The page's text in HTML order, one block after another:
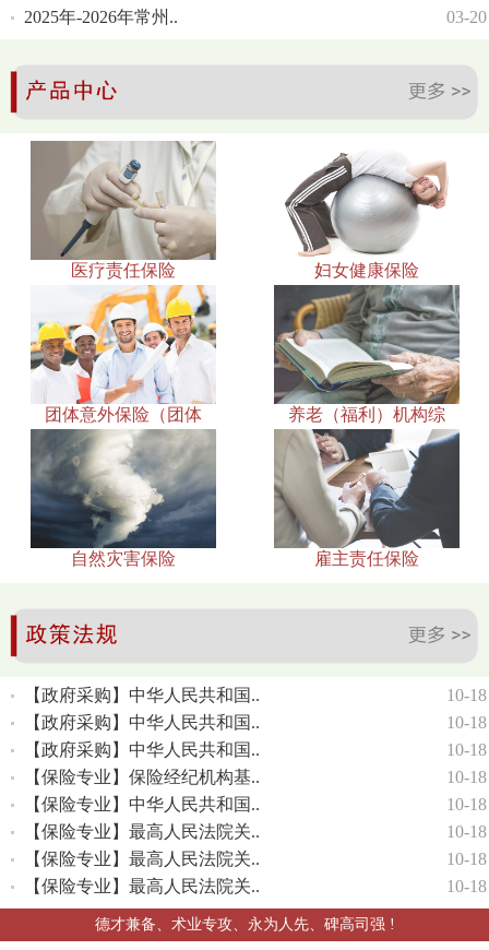
2025年-2026年常州..
03-20
医疗责任保险 妇女健康保险
团体意外保险（团体 养老（福利）机构综
自然灾害保险 雇主责任保险
【政府采购】中华人民共和国..
10-18
【政府采购】中华人民共和国..
10-18
【政府采购】中华人民共和国..
10-18
【保险专业】保险经纪机构基..
10-18
【保险专业】中华人民共和国..
10-18
【保险专业】最高人民法院关..
10-18
【保险专业】最高人民法院关..
10-18
【保险专业】最高人民法院关..
10-18
德才兼备、术业专攻、永为人先、碑高司强 !